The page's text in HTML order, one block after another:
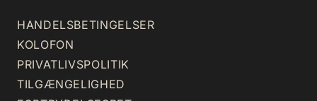
HANDELSBETINGELSER
KOLOFON
PRIVATLIVSPOLITIK
TILGÆNGELIGHED